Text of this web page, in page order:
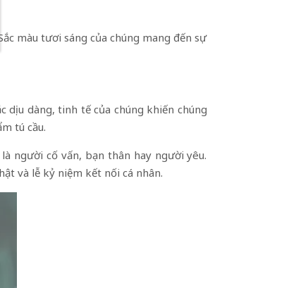
màu tươi sáng của chúng mang đến sự
dịu dàng, tinh tế của chúng khiến chúng
tú cầu.
người cố vấn, bạn thân hay người yêu.
và lễ kỷ niệm kết nối cá nhân.